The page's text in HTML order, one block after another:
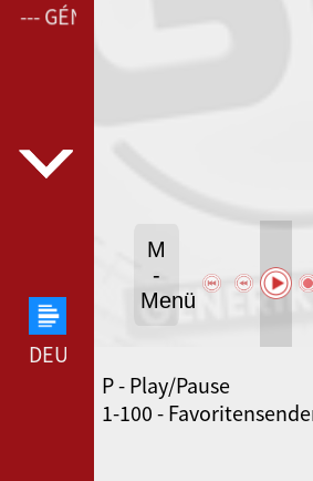
--- GÉNÉRIKIDS ---
DEUTSCHLANDFUNK ---
80ER 90ER OLDIE
M
-
Menü
P - Play/Pause
1-100 -